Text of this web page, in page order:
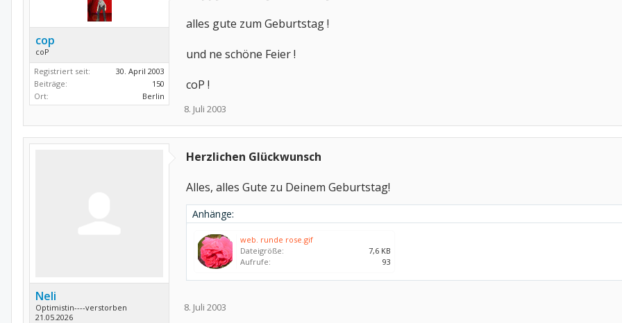
cop
coP
Registriert seit:
30. April 2003
Beiträge:
150
Ort:
Berlin
alles gute zum Geburtstag !
und ne schöne Feier !
coP !
8. Juli 2003
Neli
Optimistin----verstorben
21.05.2026
Herzlichen Glückwunsch
Alles, alles Gute zu Deinem Geburtstag!
Anhänge:
web. runde rose.gif
Dateigröße:
7,6 KB
Aufrufe:
93
8. Juli 2003